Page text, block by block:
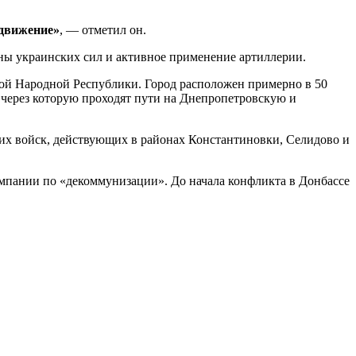
, — отметил он.
украинских сил и активное применение артиллерии.
Народной Республики. Город расположен примерно в 50
которую проходят пути на Днепропетровскую и
войск, действующих в районах Константиновки, Селидово и
по «декоммунизации». До начала конфликта в Донбассе